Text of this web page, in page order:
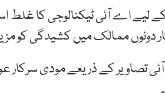
کے لیے اے آئی ٹیکنالوجی کا
دونوں ممالک میں کشیدگی کو
تصاویر کے ذریعے مودی سرکار